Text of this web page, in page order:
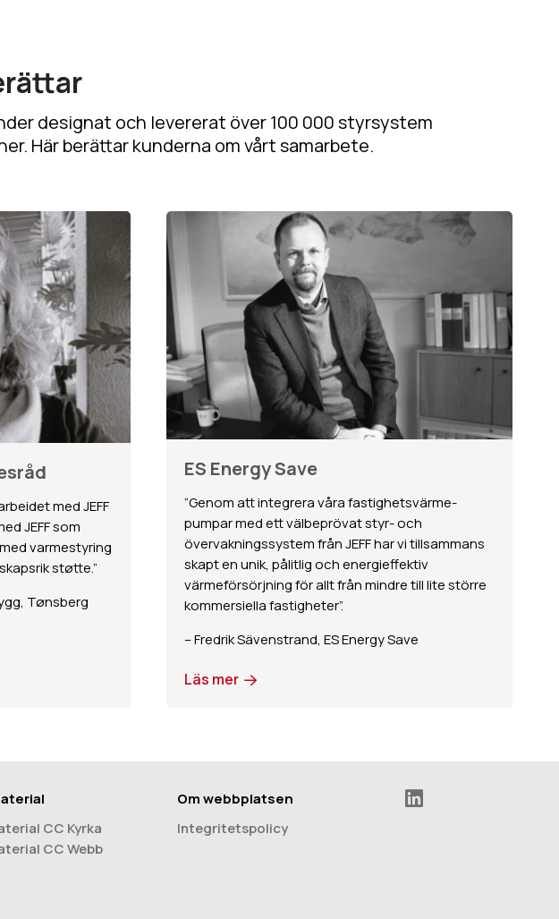
designat och levererat över 100 000 styrsystem
Här berättar kunderna om vårt samarbete.
med JEFF
JEFF som
varmestyring
støtte.”
Tønsberg
ES Energy Save
”Genom att integrera våra fastighetsvärme­
pumpar med ett välbeprövat styr- och
övervakningssystem från JEFF har vi tillsammans
skapt en unik, pålitlig och energieffektiv
värmeförsörjning för allt från mindre till lite större
kommersiella fastigheter”.
– Fredrik Sävenstrand, ES Energy Save
Läs mer
CC Kyrka
CC Webb
Om webbplatsen
Integritetspolicy